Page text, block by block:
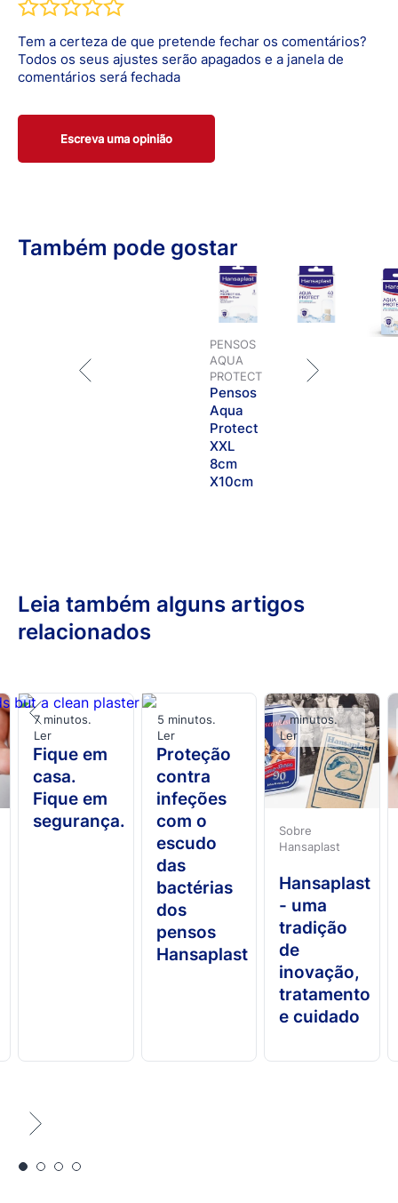
Tem a certeza de que pretende fechar os comentários?
Todos os seus ajustes serão apagados e a janela de
comentários será fechada
Escreva uma opinião
Também pode gostar
PENSOS
AQUA
PROTECT
Pensos
Aqua
Protect
XXL
8cm
X10cm
Leia também alguns artigos
relacionados
Fique em
casa.
Fique em
segurança.
7 minutos.
Ler
Proteção
contra
infeções
com o
escudo
das
bactérias
dos
pensos
Hansaplast
5 minutos.
Ler
Sobre
Hansaplast
Hansaplast
- uma
tradição
de
inovação,
tratamento
e cuidado
7 minutos.
Ler